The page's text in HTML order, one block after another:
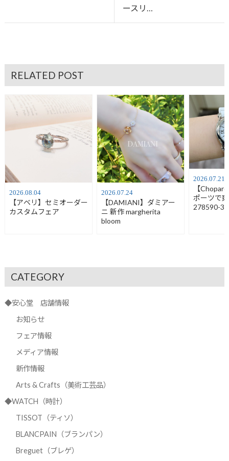
ースリ…
RELATED POST
2026.08.04
【アベリ】セミオーダー
カスタムフェア
2026.07.24
【DAMIANI】ダミアー
ニ 新作 margherita
bloom
2026.07.21
【
ポーツで
278590-
CATEGORY
◆安心堂 店舗情報
お知らせ
フェア情報
メディア情報
新作情報
Arts & Crafts（美術工芸品）
◆WATCH（時計）
TISSOT（ティソ）
BLANCPAIN（ブランパン）
Breguet（ブレゲ）